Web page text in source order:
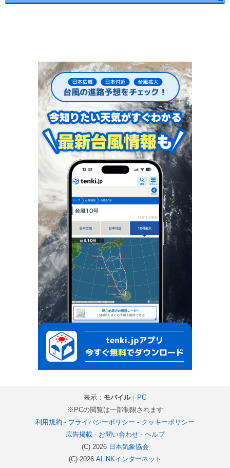
表示： モバイル｜
PC
※PCの閲覧は一部制限されます
利用規約 - プライバシーポリシー - クッキーポリシー
広告掲載- お問い合わせ- ヘルプ
(C) 2026 日本気象協会
(C) 2026 ALiNKインターネット